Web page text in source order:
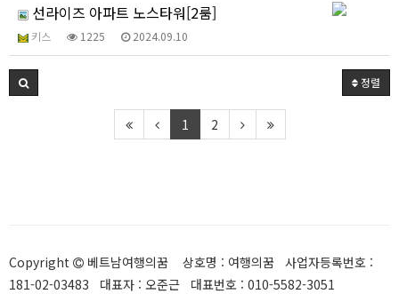
선라이즈 아파트 노스타워[2룸]
키스 1225 2024.09.10
정렬
1 2
Copyright
베트남여행의꿈 상호명 : 여행의꿈 사업자등록번호 :
181-02-03483 대표자 : 오준근 대표번호 : 010-5582-3051